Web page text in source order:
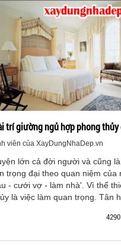
trí giường ngủ hợp phong
viên của XayDungNhaDep.vn
lớn cả đời người và cũng
trọng đại theo quan niệm của
- cưới vợ - làm nhà'. Vì thế
là việc làm quan trọng. Tân